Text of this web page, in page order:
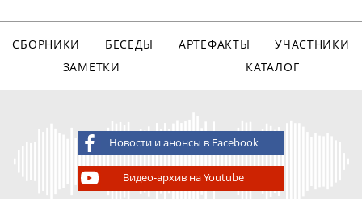
СБОРНИКИ БЕСЕДЫ АРТЕФАКТЫ
УЧАСТНИКИ
ЗАМЕТКИ
КАТАЛОГ
Новости и анонсы в Facebook
Видео-архив на Youtube